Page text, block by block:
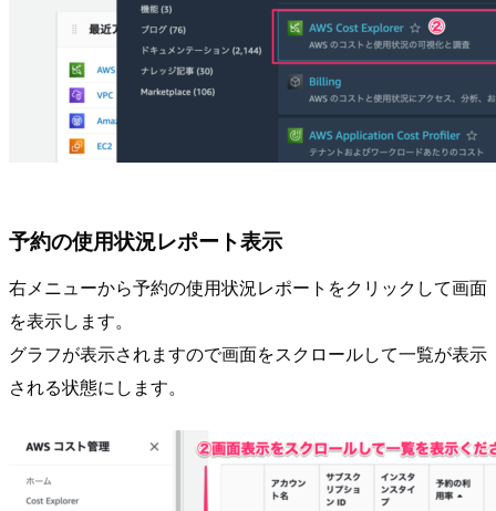
予約の使用状況レポート表示
右メニューから予約の使用状況レポートをクリックして画面
を表示します。
グラフが表示されますので画面をスクロールして一覧が表示
される状態にします。